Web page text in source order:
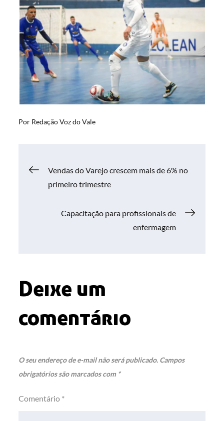
Por Redação Voz do Vale
Navegação
Vendas do Varejo crescem mais de 6% no
primeiro trimestre
Capacitação para profissionais de
enfermagem
Deixe um
comentário
O seu endereço de e-mail não será publicado. Campos
obrigatórios são marcados com *
Comentário *